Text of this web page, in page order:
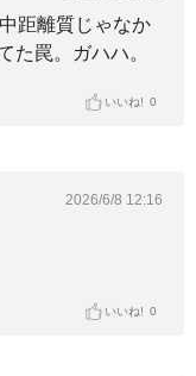
距離質じゃなか
た罠。ガハハ。
いいね! 0
2026/6/8 12:16
いいね! 0